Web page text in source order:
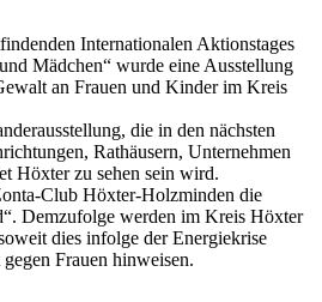
Internationalen Aktionstages
Mädchen“ wurde eine Ausstellung
an Frauen und Kinder im Kreis
die in den nächsten
Rathäusern, Unternehmen
Höxter zu sehen sein wird.
Club Höxter-Holzminden die
Demzufolge werden im Kreis Höxter
dies infolge der Energiekrise
Frauen hinweisen.